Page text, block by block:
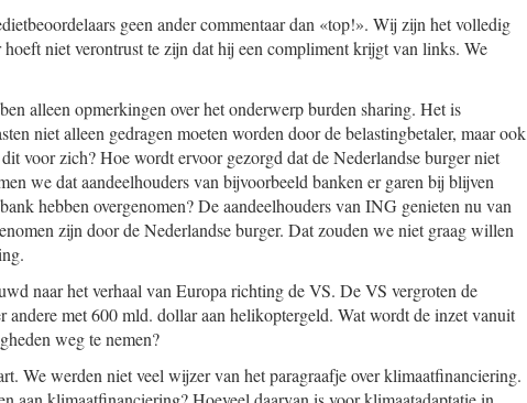
geen ander commentaar dan «top!». Wij zijn het volledig
niet verontrust te zijn dat hij een compliment krijgt van links. We
alleen opmerkingen over het onderwerp burden sharing. Het is
niet alleen gedragen moeten worden door de belastingbetaler, maar ook
voor zich? Hoe wordt ervoor gezorgd dat de Nederlandse burger niet
we dat aandeelhouders van bijvoorbeeld banken er garen bij blijven
hebben overgenomen? De aandeelhouders van ING genieten nu van
zijn door de Nederlandse burger. Dat zouden we niet graag willen
naar het verhaal van Europa richting de VS. De VS vergroten de
andere met 600 mld. dollar aan helikoptergeld. Wat wordt de inzet vanuit
weg te nemen?
We werden niet veel wijzer van het paragraafje over klimaatfinanciering.